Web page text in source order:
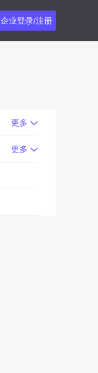
企业登录/注册
更多
更多